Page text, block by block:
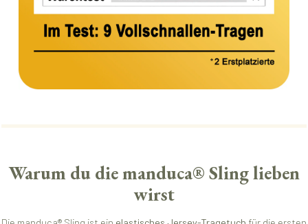
Warum du die manduca® Sling lieben
wirst